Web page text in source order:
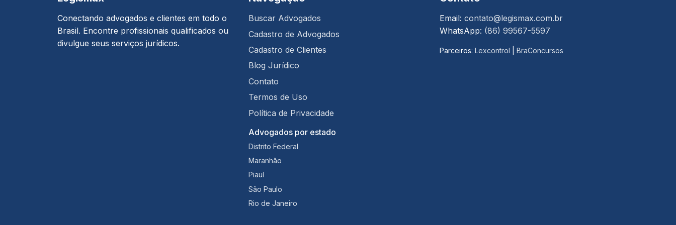
Conectando advogados e clientes em todo o
Brasil. Encontre profissionais qualificados ou
divulgue seus serviços jurídicos.
Buscar Advogados
Cadastro de Advogados
Cadastro de Clientes
Blog Jurídico
Contato
Termos de Uso
Política de Privacidade
Advogados por estado
Distrito Federal
Maranhão
Piauí
São Paulo
Rio de Janeiro
Email: contato@legismax.com.br
WhatsApp: (86) 99567-5597
Parceiros: Lexcontrol BraConcursos